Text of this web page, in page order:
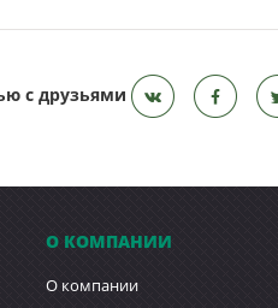
с друзьями
О КОМПАНИИ
О компании